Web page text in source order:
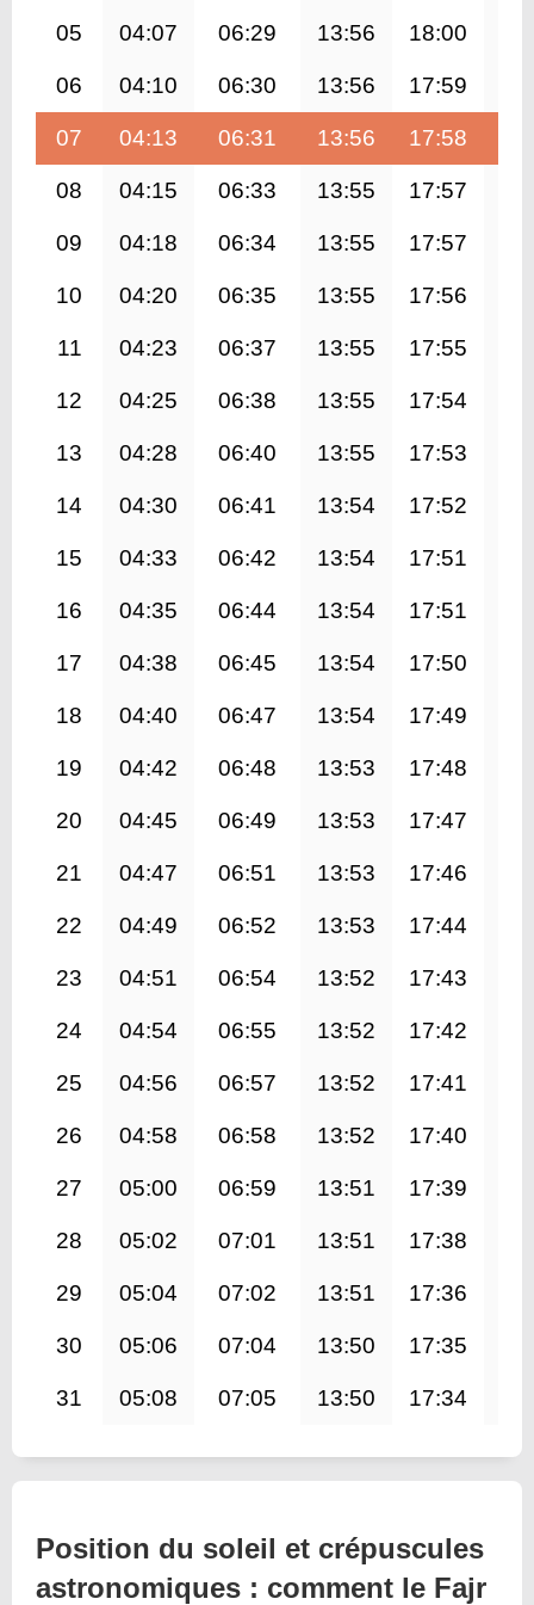
05 04:07 06:29 13:56 18:00
06 04:10 06:30 13:56 17:59
07 04:13 06:31 13:56 17:58
08 04:15 06:33 13:55 17:57
09 04:18 06:34 13:55 17:57
10 04:20 06:35 13:55 17:56
11 04:23 06:37 13:55 17:55
12 04:25 06:38 13:55 17:54
13 04:28 06:40 13:55 17:53
14 04:30 06:41 13:54 17:52
15 04:33 06:42 13:54 17:51
16 04:35 06:44 13:54 17:51
17 04:38 06:45 13:54 17:50
18 04:40 06:47 13:54 17:49
19 04:42 06:48 13:53 17:48
20 04:45 06:49 13:53 17:47
21 04:47 06:51 13:53 17:46
22 04:49 06:52 13:53 17:44
23 04:51 06:54 13:52 17:43
24 04:54 06:55 13:52 17:42
25 04:56 06:57 13:52 17:41
26 04:58 06:58 13:52 17:40
27 05:00 06:59 13:51 17:39
28 05:02 07:01 13:51 17:38
29 05:04 07:02 13:51 17:36
30 05:06 07:04 13:50 17:35
31 05:08 07:05 13:50 17:34
Position du soleil et crépuscules
astronomiques : comment le Fajr